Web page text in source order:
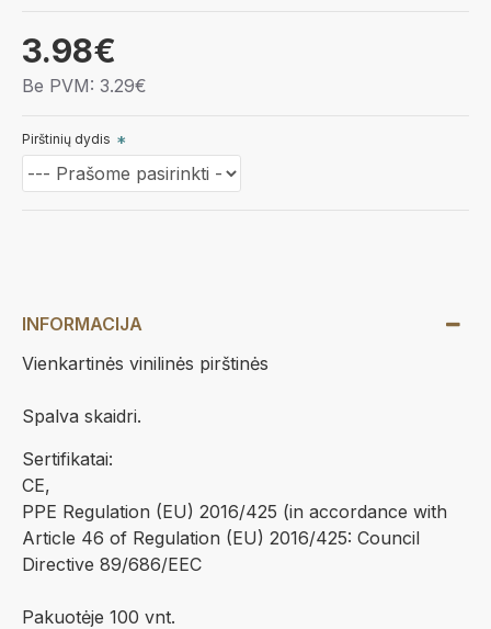
3.98€
Be PVM: 3.29€
Pirštinių dydis
INFORMACIJA
Vienkartinės vinilinės pirštinės
Spalva skaidri.
Sertifikatai:
​CE,
PPE Regulation (EU) 2016/425 (in accordance with
Article 46 of Regulation (EU) 2016/425: Council
Directive 89/686/EEC
Pakuotėje 100 vnt.